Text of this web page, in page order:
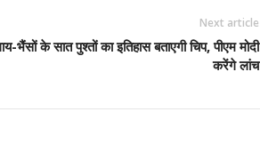
Next article
भैंसों के सात पुश्तों का इतिहास बताएगी चिप, पीएम मोदी
करेंगे लांच